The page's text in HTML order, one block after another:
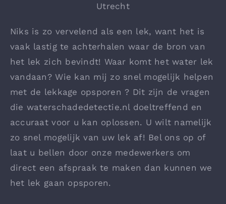
Utrecht
Niks is zo vervelend als een lek, want het is
vaak lastig te achterhalen waar de bron van
het lek zich bevindt! Waar komt het water lek
vandaan? Wie kan mij zo snel mogelijk helpen
met de lekkage opsporen ? Dit zijn de vragen
die waterschadedetectie.nl doeltreffend en
accuraat voor u kan oplossen. U wilt namelijk
zo snel mogelijk van uw lek af! Bel ons op of
laat u bellen door onze medewerkers om
direct een afspraak te maken dan kunnen we
het lek gaan opsporen.